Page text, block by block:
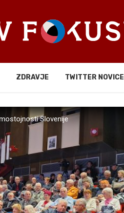
ZDRAVJE TWITTER NOVICE
Slovenije